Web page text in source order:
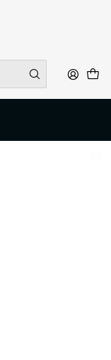
DESDE
Y CORPORATIVA
65% POLY 35%